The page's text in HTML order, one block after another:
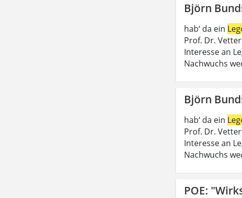
Björn
hab‘ da ein
Prof. Dr.
Interesse an
Nachwuchs
Björn
hab‘ da ein
Prof. Dr.
Interesse an
Nachwuchs
POE: